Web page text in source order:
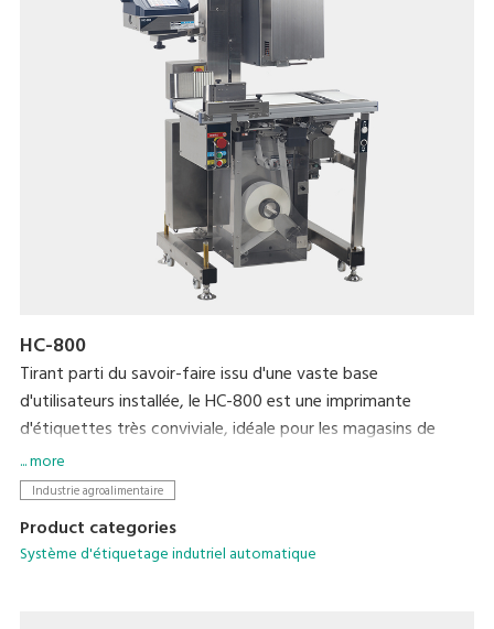
HC-800
Tirant parti du savoir-faire issu d'une vaste base
d'utilisateurs installée, le HC-800 est une imprimante
d'étiquettes très conviviale, idéale pour les magasins de
proximité et les systèmes de vente au détail. En installant
une application spéciale, l’imprimante peut afficher et
transformés, tels que les boîtes à bento et les
accompagnements. Nous avons complètement repensé la
... more
Industrie agroalimentaire
Product categories
Système d'étiquetage indutriel automatique